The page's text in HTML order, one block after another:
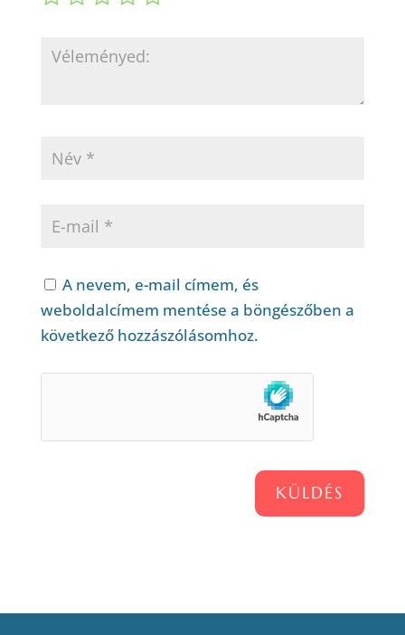
A nevem, e-mail címem, és
weboldalcímem mentése a böngészőben a
következő hozzászólásomhoz.
KÜLDÉS